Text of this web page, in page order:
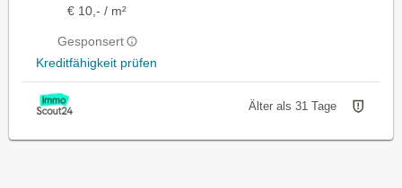
€ 10,- / m²
Gesponsert
Kreditfähigkeit prüfen
Älter als 31 Tage